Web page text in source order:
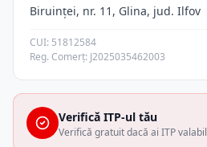
Biruinței, nr. 11, Glina, jud. Ilfov
CUI: 51812584
Reg. Comerț: J2025035462003
Verifică ITP-ul tău
Verifică gratuit dacă ai ITP valabil